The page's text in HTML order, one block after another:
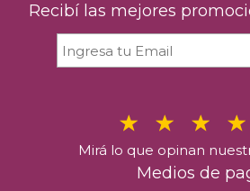
Recibí las mejores
Mirá lo que opinan
Medios de